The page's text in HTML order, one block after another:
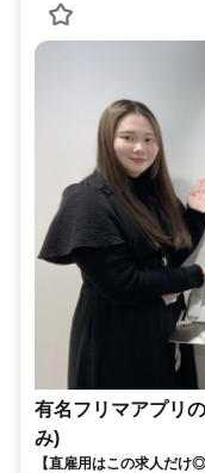
有名フリマアプリ
み)
【直雇用はこの求人だけ